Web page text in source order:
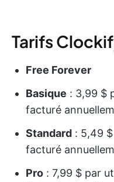
Tarifs
Free Forever
Basique : 3,99 $
facturé
Standard : 5,49
facturé
Pro : 7,99 $ par